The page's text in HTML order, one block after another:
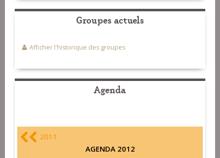
Groupes actuels
Afficher l'historique des groupes
Agenda
2011
AGENDA 2012